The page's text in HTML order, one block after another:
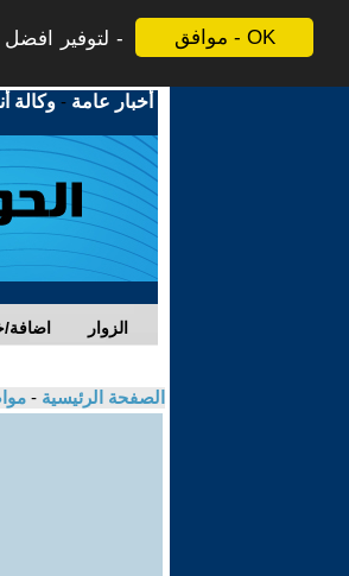
موافق - OK
لتوفير
أخبار عامة -وكالة
الزوار
الصفحة الرئيسية -